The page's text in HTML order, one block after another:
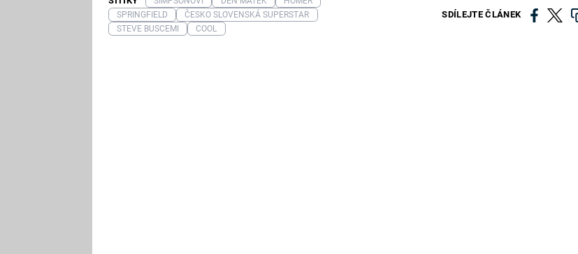
SDÍLEJTE ČLÁNEK
SPRINGFIELD
ČESKO SLOVENSKÁ SUPERSTAR
STEVE BUSCEMI
COOL